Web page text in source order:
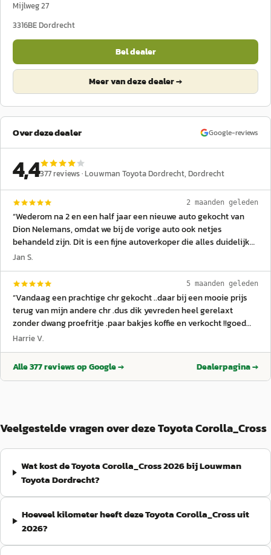
Mijlweg 27
3316BEDordrecht
Bel dealer
Meer van deze dealer →
Over deze dealer Google-reviews
4,4377reviews ·Louwman Toyota Dordrecht, Dordrecht
2 maanden geleden
“Wederom na 2 en een half jaar een nieuwe auto gekocht van
Dion Nelemans, omdat we bij de vorige auto ook netjes
behandeld zijn. Dit is een fijne autoverkoper die alles duidelijk
bij aflevering uitlegt, en bij aankoop niets opdringt en goed naar
nadat onze auto gestolen was weer teruggekeerd bij Louwman
Dordrecht. Wederom weer fantastisch geholpen door Dion, en
Fabian die ons de nieuwe auto geleverd heeft. Ook dank voor
het meedenken over een vervangende auto tijdens de periode
dat wij op de nieuwe auto moesten wachten, gelukkig snel
geleverd. Zijn dus weer zeer tevreden.
Jan S.
5 maanden geleden
“Vandaag een prachtige chr gekocht ..daar bij een mooie prijs
terug van mijn andere chr .dus dik yevreden heel gerelaxt
zonder dwang proefritje .paar bakjes koffie en verkocht !!goed
geholpen door bryan complimenten !!
Harrie V.
Alle377reviews op Google → Dealerpagina →
Veelgestelde vragen over deze Toyota Corolla_Cross
Wat kost de Toyota Corolla_Cross 2026 bij Louwman
Toyota Dordrecht?
Hoeveel kilometer heeft deze Toyota Corolla_Cross uit
2026?